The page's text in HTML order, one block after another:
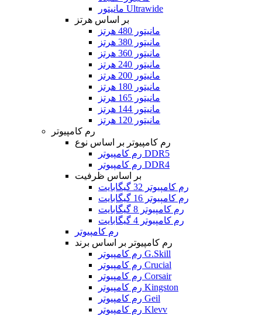
مانیتور Ultrawide
بر اساس هرتز
مانیتور 480 هرتز
مانیتور 380 هرتز
مانیتور 360 هرتز
مانیتور 240 هرتز
مانیتور 200 هرتز
مانیتور 180 هرتز
مانیتور 165 هرتز
مانیتور 144 هرتز
مانیتور 120 هرتز
رم کامپیوتر
رم کامپیوتر بر اساس نوع
رم کامپیوتر DDR5
رم کامپیوتر DDR4
بر اساس ظرفیت
رم کامپیوتر 32 گیگابایت
رم کامپیوتر 16 گیگابایت
رم کامپیوتر 8 گیگابایت
رم کامپیوتر 4 گیگابایت
رم کامپیوتر
رم کامپیوتر بر اساس برند
رم کامپیوتر G.Skill
رم کامپیوتر Crucial
رم کامپیوتر Corsair
رم کامپیوتر Kingston
رم کامپیوتر Geil
رم کامپیوتر Klevv